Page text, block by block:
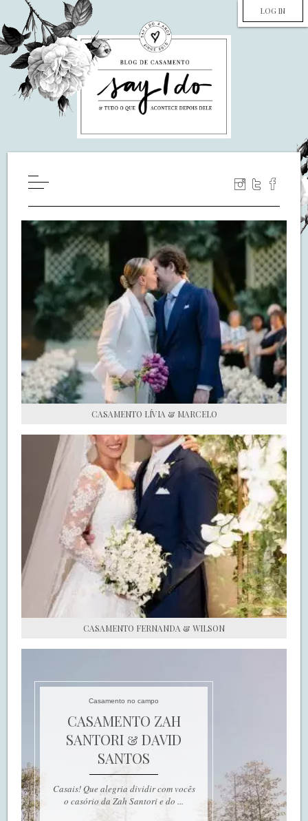
LOG IN
WILL YOU MARRY ME?
LUA DE MEL
COZINHA
DECORAÇÃO
DE NOIVA PRA NOIVA
S.O.S CASADAS
FALE COM O SAY I DO
CASAMENTO LÍVIA & MARCELO
CASAMENTO FERNANDA & WILSON
Casamento no campo
CASAMENTO ZAH
SANTORI & DAVID
SANTOS
Casais! Que alegria dividir com vocês
o casório da Zah Santori e do ...